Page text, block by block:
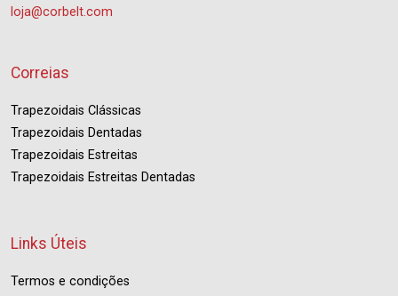
loja@corbelt.com
Correias
Trapezoidais Clássicas
Trapezoidais Dentadas
Trapezoidais Estreitas
Trapezoidais Estreitas Dentadas
Links Úteis
Termos e condições